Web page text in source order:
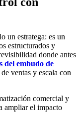
un estratega: es un
estructurados y
donde antes
del embudo de
ventas y escala con
comercial y
ampliar el impacto